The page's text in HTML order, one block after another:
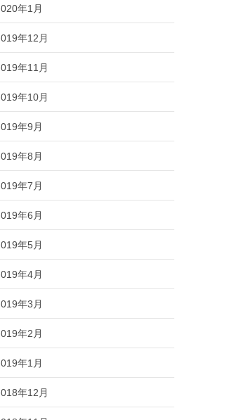
年1月
年12月
年11月
年10月
年9月
年8月
年7月
年6月
年5月
年4月
年3月
年2月
年1月
年12月